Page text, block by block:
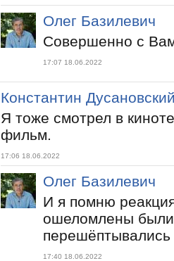
Олег Базилевич
Совершенно с
17:07 18.06.2022
Константин
Я тоже смотрел в
фильм.
17:06 18.06.2022
Олег Базилевич
И я помню
ошеломлены были
17:40 18.06.2022